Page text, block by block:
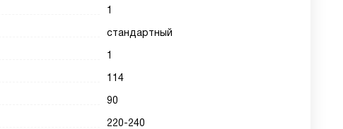
1
стандартный
1
114
90
220-240